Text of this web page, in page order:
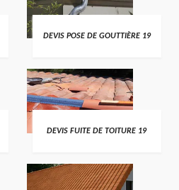
DEVIS POSE DE GOUTTIÈRE 19
DEVIS FUITE DE TOITURE 19